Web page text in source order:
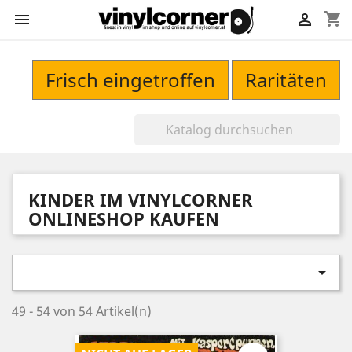
 shopping_cart

Frisch eingetroffen Raritäten
KINDER IM VINYLCORNER
ONLINESHOP KAUFEN

49 - 54 von 54 Artikel(n)